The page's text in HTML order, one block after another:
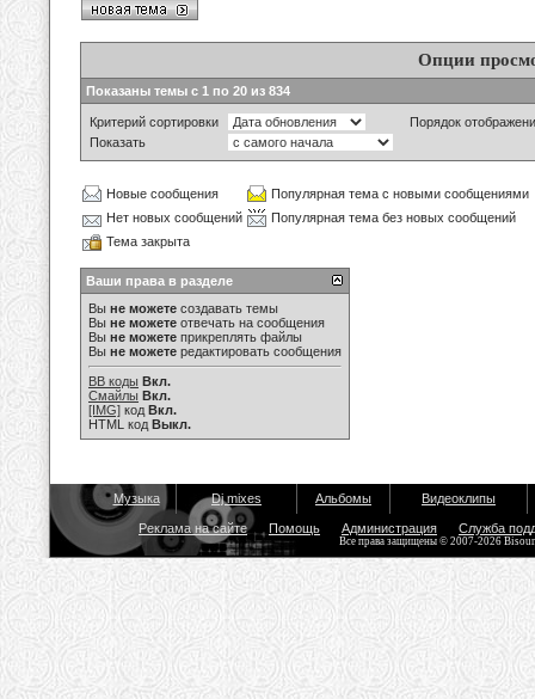
Опции
Показаны темы с 1 по 20 из 834
Критерий сортировки
Порядок
Показать
Новые сообщения
Популярная тема с новыми сообщениями
Нет новых сообщений
Популярная тема без новых сообщений
Тема закрыта
Ваши права в разделе
Вы не можете создавать темы
Вы не можете отвечать на сообщения
Вы не можете прикреплять файлы
Вы не можете редактировать сообщения
BB коды Вкл.
Смайлы Вкл.
[IMG] код Вкл.
HTML код Выкл.
Музыка Dj mixes Альбомы Видеоклипы
Реклама на сайте Помощь Администрация Служба
Все права защищены © 2007-2026